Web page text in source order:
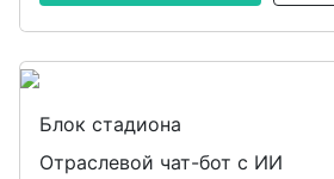
Блок стадиона
Отраслевой чат-бот с ИИ